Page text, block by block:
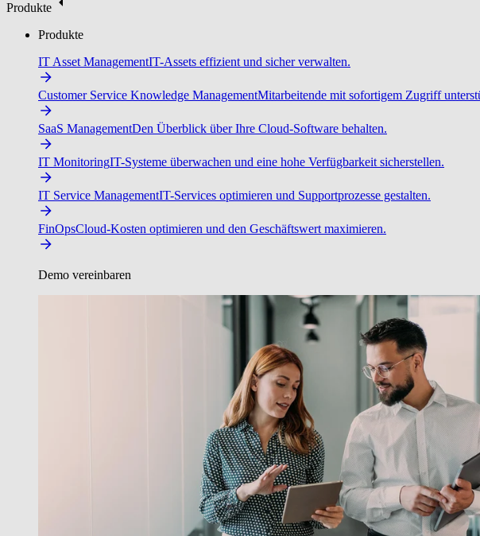
Produkte
Produkte
IT Asset ManagementIT-Assets effizient und sicher verwalten.
Customer Service Knowledge ManagementMitarbeitende mit sofortigem Zugriff
SaaS ManagementDen Überblick über Ihre Cloud-Software behalten.
IT MonitoringIT-Systeme überwachen und eine hohe Verfügbarkeit sicherstellen.
IT Service ManagementIT-Services optimieren und Supportprozesse gestalten.
FinOpsCloud-Kosten optimieren und den Geschäftswert maximieren.
Demo vereinbaren